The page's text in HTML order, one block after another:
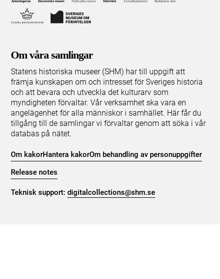
Om våra samlingar
Statens historiska museer (SHM) har till uppgift att
främja kunskapen om och intresset för Sveriges historia
och att bevara och utveckla det kulturarv som
myndigheten förvaltar. Vår verksamhet ska vara en
angelägenhet för alla människor i samhället. Här får du
tillgång till de samlingar vi förvaltar genom att söka i vår
databas på nätet.
Om kakorHantera kakorOm behandling av personuppgifter
Release notes
Teknisk support:digitalcollections@shm.se